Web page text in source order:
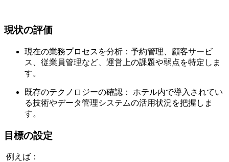
現状の評価
現在の業務プロセスを分析：予約管理、顧客サービ
ス、従業員管理など、運営上の課題や弱点を特定しま
す。
既存のテクノロジーの確認： ホテル内で導入されてい
る技術やデータ管理システムの活用状況を把握しま
す。
目標の設定
例えば：